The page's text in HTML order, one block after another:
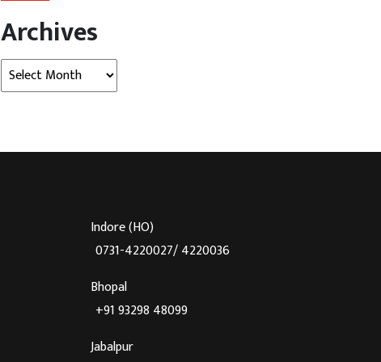
Archives
Archives
Indore (HO)
0731-4220027/ 4220036
Bhopal
+91 93298 48099
Jabalpur